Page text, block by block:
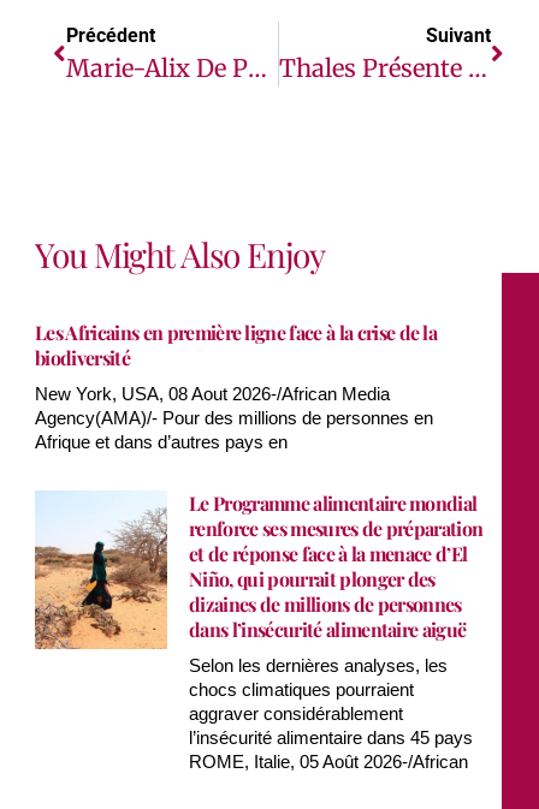
Précédent
Marie-Alix De Putter, Présidente De Bluemind Foundation, Nommée « Best Woman Leader In Africa »
Suivant
Thales Présente Son Atlas Des Cyberattaquants 2022
You Might Also Enjoy
Les Africains en première ligne face à la crise de la
biodiversité
New York, USA, 08 Aout 2026-/African Media
Agency(AMA)/- Pour des millions de personnes en
Afrique et dans d’autres pays en
Le Programme alimentaire mondial
renforce ses mesures de préparation
et de réponse face à la menace d’El
Niño, qui pourrait plonger des
dizaines de millions de personnes
dans l’insécurité alimentaire aiguë
Selon les dernières analyses, les
chocs climatiques pourraient
aggraver considérablement
l’insécurité alimentaire dans 45 pays
ROME, Italie, 05 Août 2026-/African